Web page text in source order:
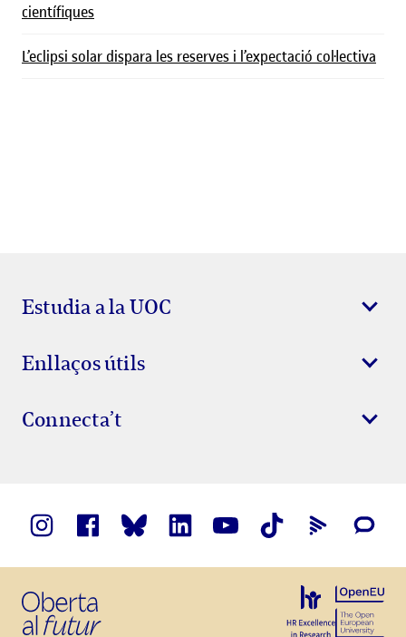
científiques
L’eclipsi solar dispara les reserves i l’expectació col·lectiva
Estudia a la UOC
Enllaços útils
Connecta’t